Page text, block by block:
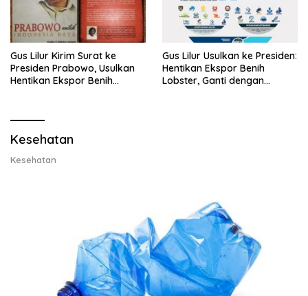
Gus Lilur Kirim Surat ke
Presiden Prabowo, Usulkan
Hentikan Ekspor Benih
Gus Lilur Usulkan ke Presiden:
Hentikan Ekspor Benih
Lobster, Ganti dengan
Kesehatan
Kesehatan